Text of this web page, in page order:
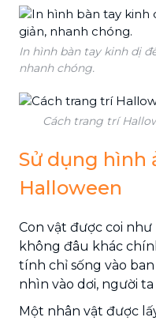
In hình bàn tay kinh dị
nhanh chóng.
Cách trang trí
Sử dụng hình
Halloween
Con vật được coi
không đâu khác
tính chỉ sống vào
nhìn vào dơi, người
Một nhân vật được